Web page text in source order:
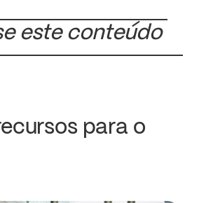
este conteúdo
para o